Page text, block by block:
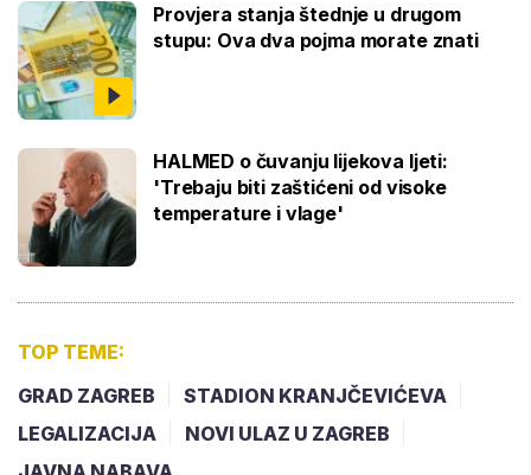
Provjera stanja štednje u drugom
stupu: Ova dva pojma morate znati
HALMED o čuvanju lijekova ljeti:
'Trebaju biti zaštićeni od visoke
temperature i vlage'
TOP TEME:
GRAD ZAGREB
STADION KRANJČEVIĆEVA
LEGALIZACIJA
NOVI ULAZ U ZAGREB